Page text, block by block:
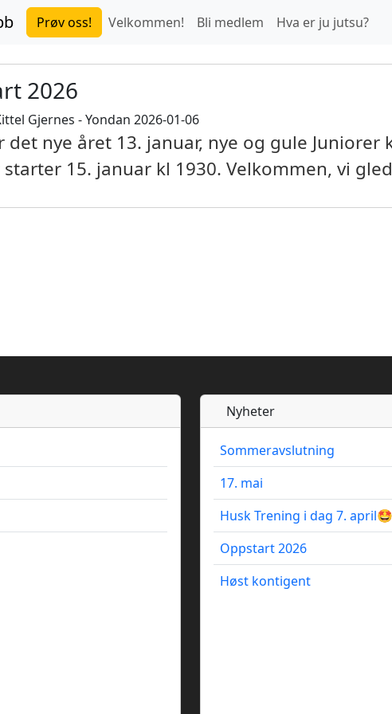
Prøv oss! Velkommen! Bli medlem Hva er ju jutsu?
2026
Gjernes - Yondan 2026-01-06
det nye året 13. januar, nye og gule
15. januar kl 1930. Velkommen, vi
Nyheter
Sommeravslutning
17. mai
Husk Trening i dag 7. april🤩
Oppstart 2026
Høst kontigent